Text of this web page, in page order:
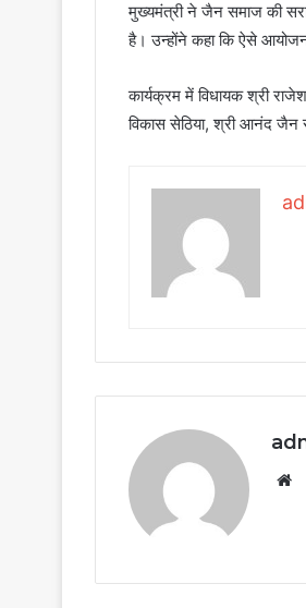
मुख्यमंत्री ने जैन समाज की
है। उन्होंने कहा कि ऐसे
कार्यक्रम में विधायक श्री
विकास सेठिया, श्री आनंद जैन